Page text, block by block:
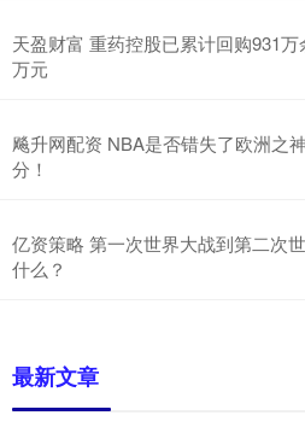
天盈财富 重药控股已累计回购931
万元
飚升网配资 NBA是否错失了欧洲之
分！
亿资策略 第一次世界大战到第二次
什么？
最新文章